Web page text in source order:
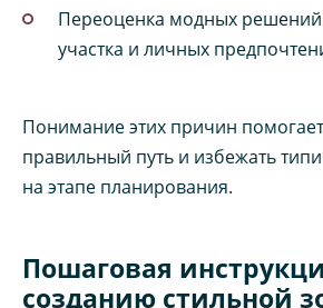
Переоценка модных решений
участка и личных
Понимание этих причин
правильный путь и избежать
на этапе планирования.
Пошаговая
созданию стильной